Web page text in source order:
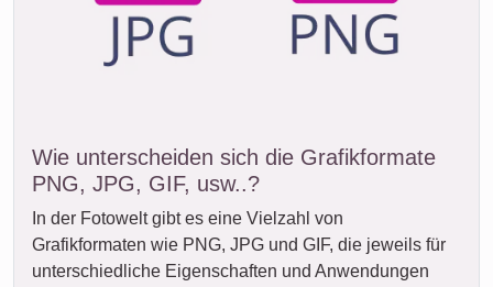
Wie unterscheiden sich die Grafikformate
PNG, JPG, GIF, usw..?
In der Fotowelt gibt es eine Vielzahl von
Grafikformaten wie PNG, JPG und GIF, die jeweils für
unterschiedliche Eigenschaften und Anwendungen